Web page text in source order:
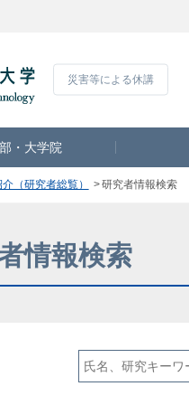
災害等による休講
・大学院
（研究者総覧） 研究者情報検索
情報検索